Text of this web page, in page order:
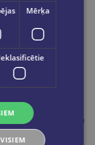
karte* ar Wi-Fi,
viss, kas nepieciešams
doties, kā ietaupīt
pielāgot ceļojumu jūsu
Mērķa